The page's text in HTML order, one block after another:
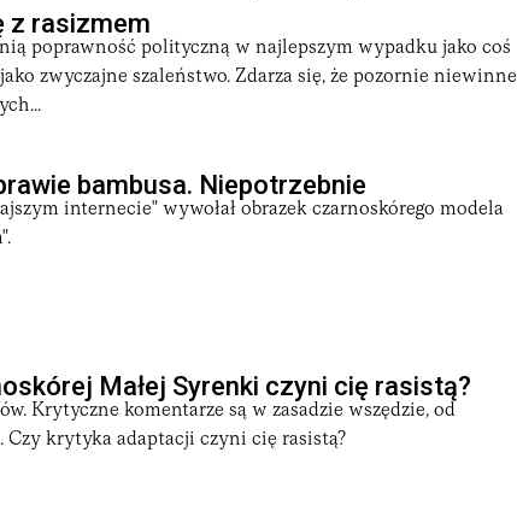
z rasizmem
poprawność polityczną w najlepszym wypadku jako coś
zwyczajne szaleństwo. Zdarza się, że pozornie niewinne
bambusa. Niepotrzebnie
internecie" wywołał obrazek czarnoskórego modela
Małej Syrenki czyni cię rasistą?
Krytyczne komentarze są w zasadzie wszędzie, od
krytyka adaptacji czyni cię rasistą?